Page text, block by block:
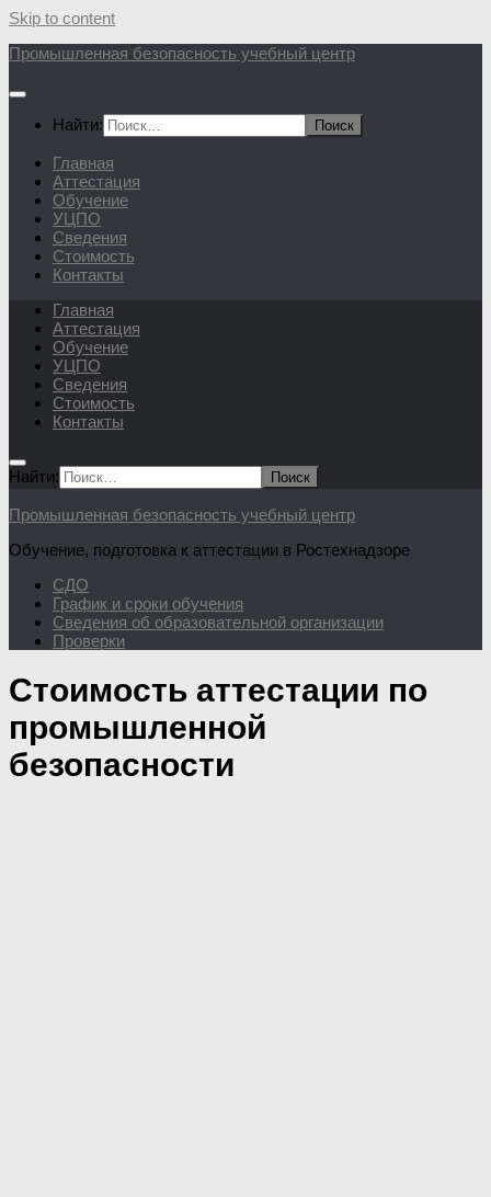
Skip to content
Промышленная безопасность учебный центр
Найти:
Главная
Аттестация
Обучение
УЦПО
Сведения
Стоимость
Контакты
Главная
Аттестация
Обучение
УЦПО
Сведения
Стоимость
Контакты
Найти:
Промышленная безопасность учебный центр
Обучение, подготовка к аттестации в Ростехнадзоре
СДО
График и сроки обучения
Сведения об образовательной организации
Проверки
Стоимость аттестации по
промышленной
безопасности